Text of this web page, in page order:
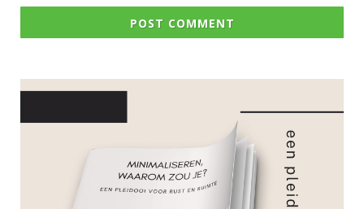
POST COMMENT